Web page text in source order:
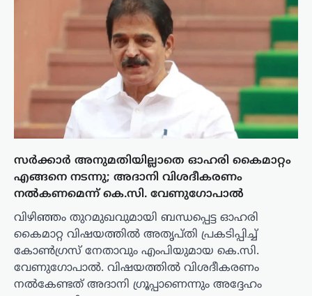
സർക്കാർ അനുമതിയില്ലാതെ ഓഹരി കൈമാറ്റം
എങ്ങനെ നടന്നു; അദാനി വിശദീകരണം
നൽകണമെന്ന് കെ.സി. വേണുഗോപാൽ
വിഴിഞ്ഞം തുറമുഖവുമായി ബന്ധപ്പെട്ട ഓഹരി
കൈമാറ്റ വിഷയത്തിൽ അതൃപ്തി പ്രകടിപ്പിച്ച്
കോൺഗ്രസ് നേതാവും എംപിയുമായ കെ.സി.
വേണുഗോപാൽ. വിഷയത്തിൽ വിശദീകരണം
നൽകേണ്ടത് അദാനി ഗ്രൂപ്പാണെന്നും അദ്ദേഹം